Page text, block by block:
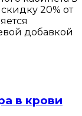
20% от
добавкой
в крови